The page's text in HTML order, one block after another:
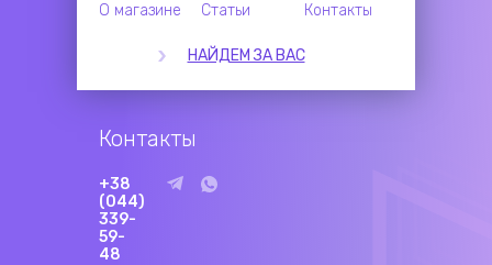
О магазине
Статьи Контакты
НАЙДЕМ ЗА ВАС
Контакты
+38
(044)
339-
59-
48